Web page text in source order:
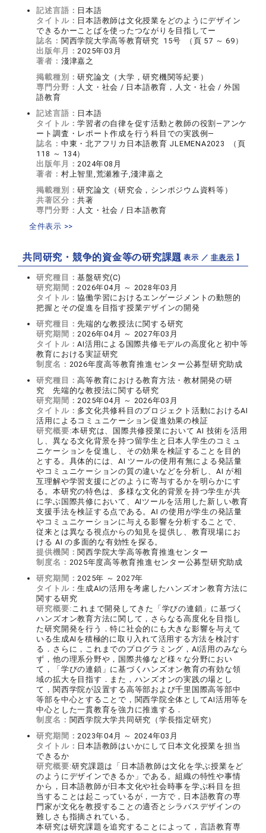
記述言語： 日本語
タイトル： 日本語教師は文化授業をどのようにデザイン
できるかーことばを使ったつながりを目指してー
誌名： 関西学院大学高等教育研究 15号 （頁 57 ～ 69）
出版年月：2025年03月
著者： 淺津嘉之
掲載種別：研究論文（大学，研究機関等紀要）
専門分野： 人文・社会 / 日本語教育，人文・社会 / 外国
語教育
記述言語： 日本語
タイトル：学習者の自律を促す活動と教師の役割―アンケ
ート調査・レポート作成を行う科目での実践例―
誌名： 中東・北アフリカ日本語教育 JLEMENA2023 （頁
118 ～ 134）
出版年月：2024年08月
著者： 村上智里,荒瀬雅子,淺津嘉之
掲載種別：研究論文（研究会，シンポジウム資料等）
共著区分：共著
専門分野： 人文・社会 / 日本語教育
全件表示 >>
共同研究・競争的資金等の研究課題【 表示 ／非表示 】
研究種目：基盤研究(C)
研究期間：2026年04月 ～ 2028年03月
タイトル：協働学習におけるエンゲージメントの動態的
把握とその促進を目指す授業デザインの開発
研究種目：先端的な教授法に関する研究
研究期間：2026年04月 ～ 2027年03月
タイトル：AI活用による国際共修モデルの高度化と初中等
教育における実証研究
制度名： 2026年度高等教育推進センター公募型研究助成
研究種目：高等教育における教育方法・教材開発の研
究 先端的な教授法に関する研究
研究期間：2025年04月 ～ 2026年03月
タイトル： 多文化共修科目のプロジェクト活動におけるAI
活用によるコミュニケーション促進効果の検証
研究概要:本研究は、国際共修授業において AI 技術を活用
し、異なる文化背景を持つ留学生と日本人学生のコミュ
ニケーションを促進し、その効果を検証することを目的
とする。具体的には、AI ツールの使用有無による発話量
やコミュニケーションの質の違いなどを分析し、AI が相
互理解や学習支援にどのように寄与するかを明らかにす
る。本研究の特色は、多様な文化的背景を持つ学生が共
に学ぶ国際共修において、AIツールを活用した新しい教育
支援手法を検証する点である。AI の使用が学生の発話量
やコミュニケーションに与える影響を分析することで、
従来とは異なる視点からの知見を提供し、教育現場にお
ける AI の多面的な有効性を探る。
提供機関： 関西学院大学高等教育推進センター
制度名： 2025年度高等教育推進センター公募型研究助成
研究期間：2025年 ～ 2027年
タイトル：生成AIの活用を考慮したハンズオン教育方法に
関する研究
研究概要:これまで開発してきた「学びの連鎖」に基づく
ハンズオン教育方法に関して，さらなる高度化を目指し
た研究開発を行う．特に社会的にも大きな影響を与えて
いる生成AIを積極的に取り入れて活用する方法を検討す
る．さらに，これまでのプログラミング，AI活用のみなら
ず，他の理系分野や，国際共修など様々な分野におい
て，「学びの連鎖」に基づくハンズオン教育の有効な領
域の拡大を目指す．また，ハンズオンの実践の場とし
て，関西学院が設置する高等部および千里国際高等部中
等部を中心とすることで，関西学院全体としてAI活用等を
中心とした一貫教育を強力に推進する．
制度名： 関西学院大学共同研究（学長指定研究）
研究期間：2023年04月 ～ 2024年03月
タイトル： 日本語教師はいかにして日本文化授業を担当
できるか
研究概要:研究課題は「日本語教師は文化を学ぶ授業をど
のようにデザインできるか」である。組織の特性や事情
から，日本語教師が日本文化や社会時事を学ぶ科目を担
当することは起こっているが，一方で，日本語教育の専
門家が文化を教授することの適否とシラバスデザインの
難しさも指摘されている。
本研究は研究課題を追究することによって，言語教育専